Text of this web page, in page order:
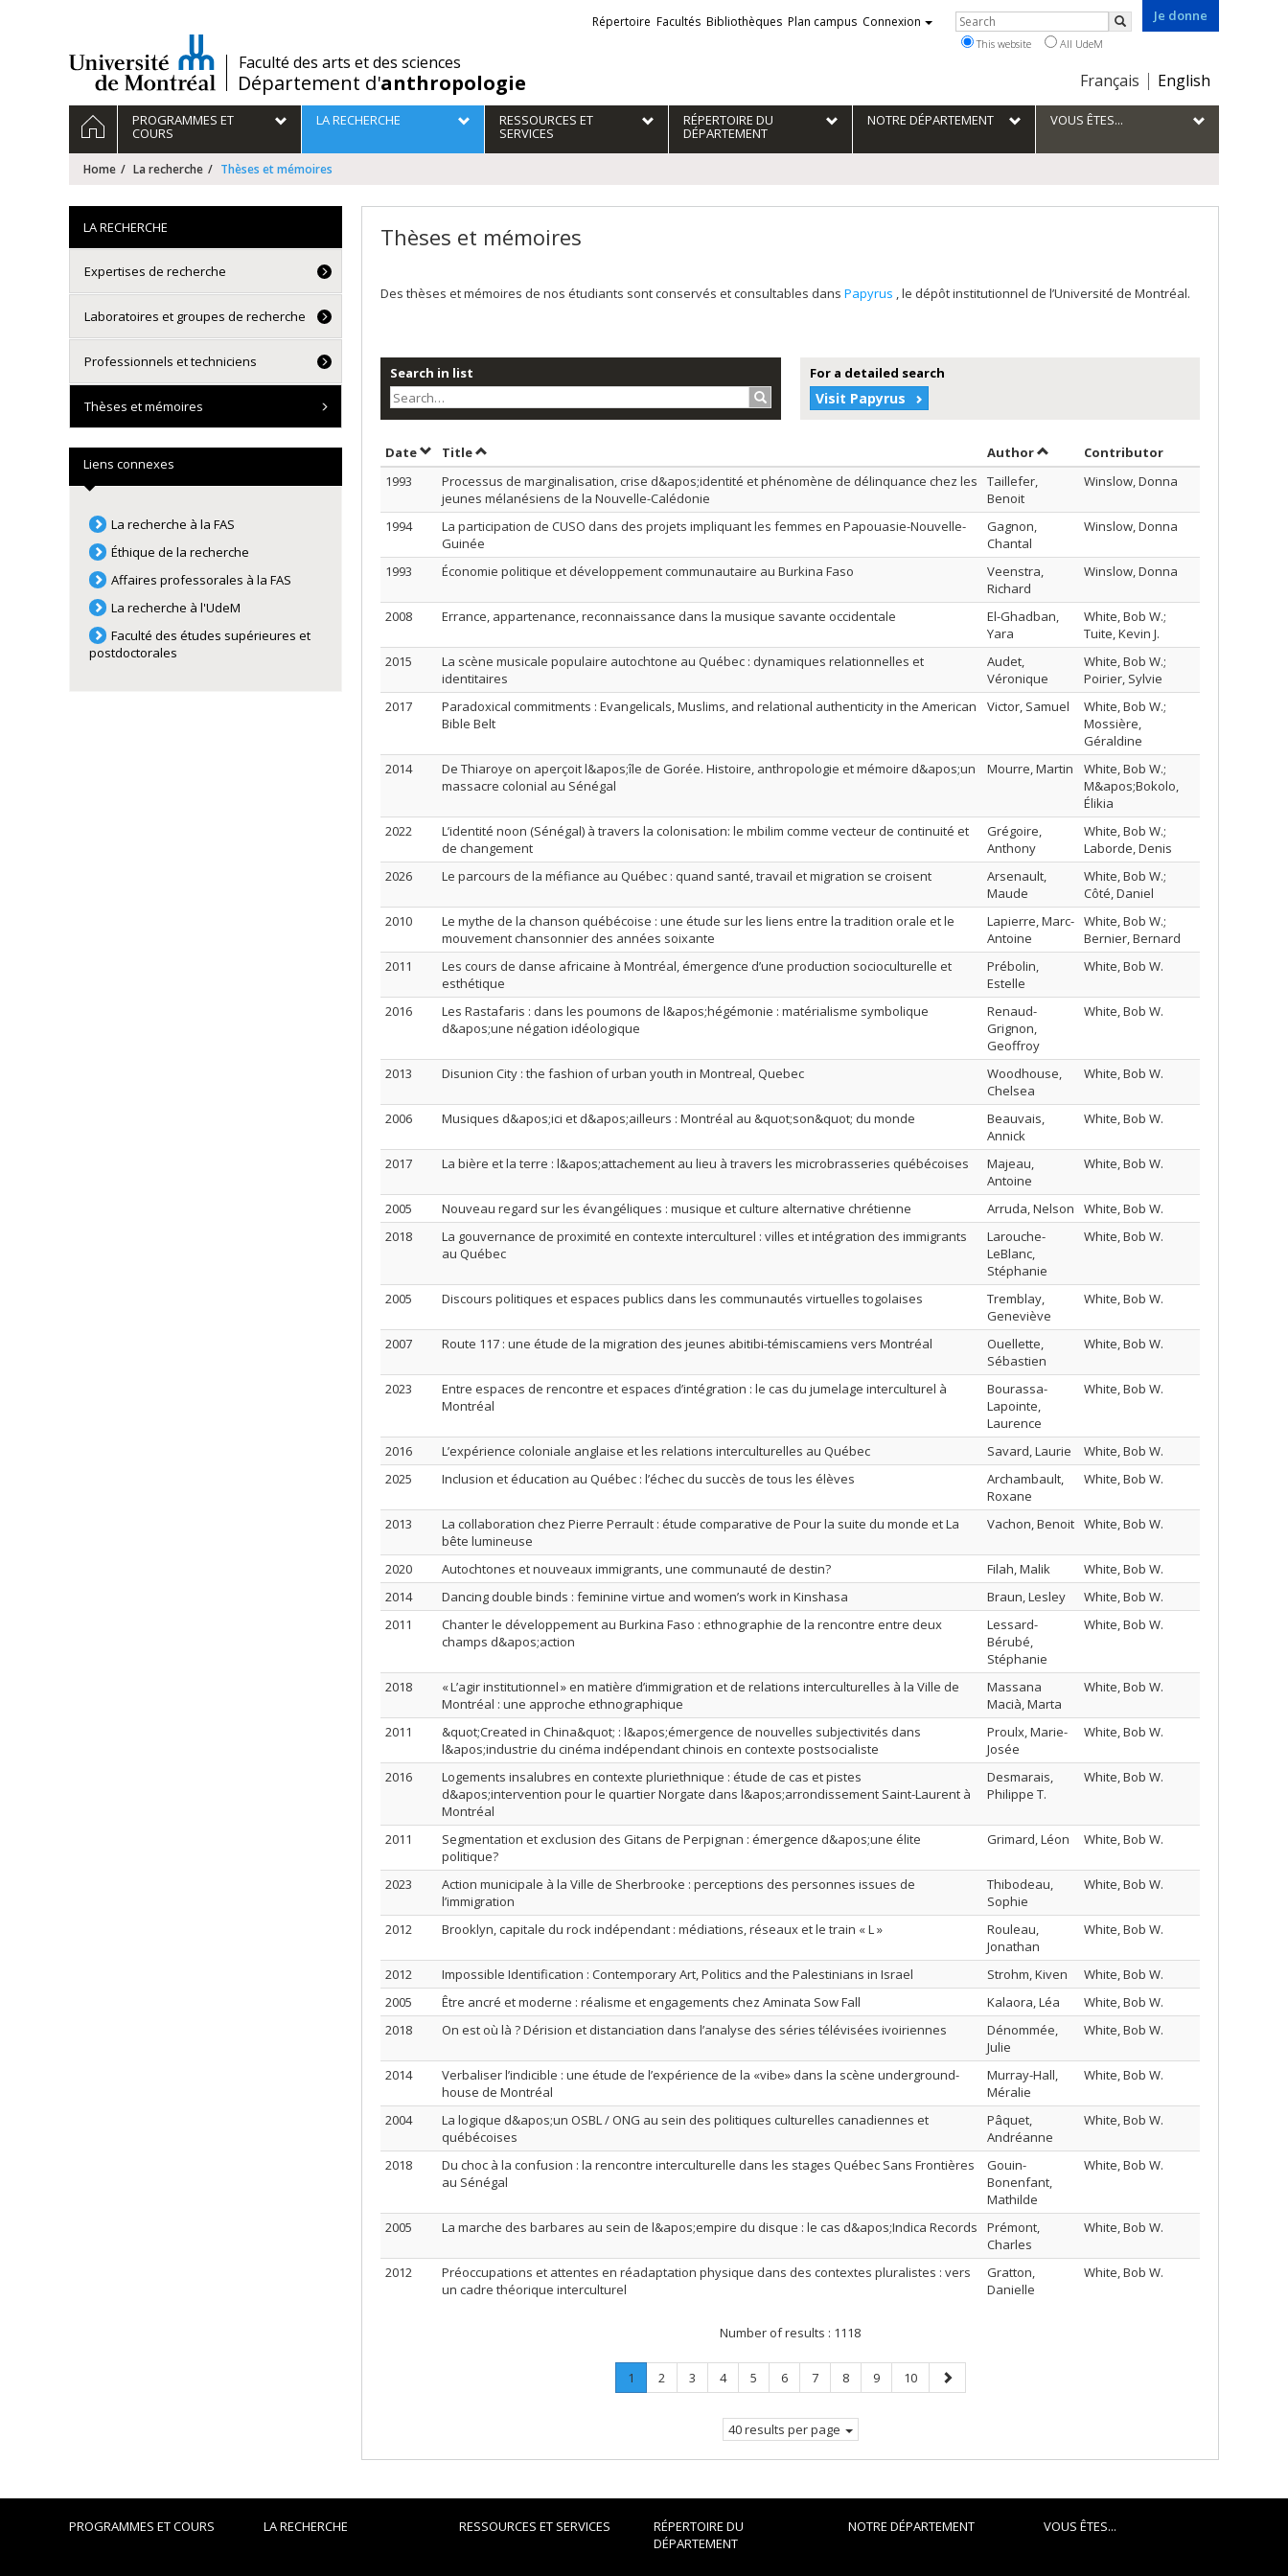
/Faculté des arts et des sciences
Département d'anthropologie
Je donne
Choix
la
langue
Français English
Liens
externes
Répertoire Facultés Bibliothèques Plan campus Connexion Rechercher
Search
This website All UdeM
Navigation
principale
HOMEPROGRAMMES ET
COURS
LA RECHERCHE RESSOURCES ET
SERVICES
RÉPERTOIRE DU
DÉPARTEMENT
NOTRE DÉPARTEMENT VOUS ÊTES...
Home La recherche Thèses et mémoires
Thèses et mémoires
Des thèses et mémoires de nos étudiants sont conservés et consultables dans Papyrus , le dépôt institutionnel de l’Université de Montréal.
Search in list
Search…
For a detailed search
Visit Papyrus
DateSort by date in descending order
TitleSort by title in descending order AuthorSort by author in descending order
Contributor
1993
Processus de marginalisation, crise d&apos;identité et phénomène de délinquance chez les
jeunes mélanésiens de la Nouvelle-Calédonie
Taillefer,
Benoit
Winslow, Donna
1994
La participation de CUSO dans des projets impliquant les femmes en Papouasie-Nouvelle-
Guinée
Gagnon,
Chantal
Winslow, Donna
1993 Économie politique et développement communautaire au Burkina Faso
Veenstra,
Richard
Winslow, Donna
2008 Errance, appartenance, reconnaissance dans la musique savante occidentale
El-Ghadban,
Yara
White, Bob W.;
Tuite, Kevin J.
2015
La scène musicale populaire autochtone au Québec : dynamiques relationnelles et
identitaires
Audet,
Véronique
White, Bob W.;
Poirier, Sylvie
2017
Paradoxical commitments : Evangelicals, Muslims, and relational authenticity in the American
Bible Belt
Victor, Samuel
White, Bob W.;
Mossière,
Géraldine
2014
De Thiaroye on aperçoit l&apos;île de Gorée. Histoire, anthropologie et mémoire d&apos;un
massacre colonial au Sénégal
Mourre, Martin
White, Bob W.;
M&apos;Bokolo,
Élikia
2022
L’identité noon (Sénégal) à travers la colonisation: le mbilim comme vecteur de continuité et
de changement
Grégoire,
Anthony
White, Bob W.;
Laborde, Denis
2026
Le parcours de la méfiance au Québec : quand santé, travail et migration se croisent
Arsenault,
Maude
White, Bob W.;
Côté, Daniel
2010
Le mythe de la chanson québécoise : une étude sur les liens entre la tradition orale et le
mouvement chansonnier des années soixante
Lapierre, Marc-
Antoine
White, Bob W.;
Bernier, Bernard
2011
Les cours de danse africaine à Montréal, émergence d’une production socioculturelle et
esthétique
Prébolin,
Estelle
White, Bob W.
2016
Les Rastafaris : dans les poumons de l&apos;hégémonie : matérialisme symbolique
d&apos;une négation idéologique
Renaud-
Grignon,
Geoffroy
White, Bob W.
2013 Disunion City : the fashion of urban youth in Montreal, Quebec
Woodhouse,
Chelsea
White, Bob W.
2006 Musiques d&apos;ici et d&apos;ailleurs : Montréal au &quot;son&quot; du monde
Beauvais,
Annick
White, Bob W.
2017 La bière et la terre : l&apos;attachement au lieu à travers les microbrasseries québécoises
Majeau,
Antoine
White, Bob W.
2005 Nouveau regard sur les évangéliques : musique et culture alternative chrétienne Arruda, Nelson
White, Bob W.
2018
La gouvernance de proximité en contexte interculturel : villes et intégration des immigrants
au Québec
Larouche-
LeBlanc,
Stéphanie
White, Bob W.
2005 Discours politiques et espaces publics dans les communautés virtuelles togolaises
Tremblay,
Geneviève
White, Bob W.
2007 Route 117 : une étude de la migration des jeunes abitibi-témiscamiens vers Montréal
Ouellette,
Sébastien
White, Bob W.
2023
Entre espaces de rencontre et espaces d’intégration : le cas du jumelage interculturel à
Montréal
Bourassa-
Lapointe,
Laurence
White, Bob W.
2016 L’expérience coloniale anglaise et les relations interculturelles au Québec Savard, Laurie
White, Bob W.
2025
Inclusion et éducation au Québec : l’échec du succès de tous les élèves
Archambault,
Roxane
White, Bob W.
2013
La collaboration chez Pierre Perrault : étude comparative de Pour la suite du monde et La
bête lumineuse
Vachon, Benoit White, Bob W.
2020 Autochtones et nouveaux immigrants, une communauté de destin? Filah, Malik
White, Bob W.
2014
Dancing double binds : feminine virtue and women’s work in Kinshasa Braun, Lesley
White, Bob W.
2011
Chanter le développement au Burkina Faso : ethnographie de la rencontre entre deux
champs d&apos;action
Lessard-
Bérubé,
Stéphanie
White, Bob W.
2018
« L’agir institutionnel » en matière d’immigration et de relations interculturelles à la Ville de
Montréal : une approche ethnographique
Massana
Macià, Marta
White, Bob W.
2011
&quot;Created in China&quot; : l&apos;émergence de nouvelles subjectivités dans
l&apos;industrie du cinéma indépendant chinois en contexte postsocialiste
Proulx, Marie-
Josée
White, Bob W.
2016
Logements insalubres en contexte pluriethnique : étude de cas et pistes
d&apos;intervention pour le quartier Norgate dans l&apos;arrondissement Saint-Laurent à
Montréal
Desmarais,
Philippe T.
White, Bob W.
2011
Segmentation et exclusion des Gitans de Perpignan : émergence d&apos;une élite
politique?
Grimard, Léon White, Bob W.
2023
Action municipale à la Ville de Sherbrooke : perceptions des personnes issues de
l’immigration
Thibodeau,
Sophie
White, Bob W.
2012 Brooklyn, capitale du rock indépendant : médiations, réseaux et le train « L »
Rouleau,
Jonathan
White, Bob W.
2012 Impossible Identification : Contemporary Art, Politics and the Palestinians in Israel Strohm, Kiven
White, Bob W.
2005
Être ancré et moderne : réalisme et engagements chez Aminata Sow Fall Kalaora, Léa
White, Bob W.
2018
On est où là ? Dérision et distanciation dans l’analyse des séries télévisées ivoiriennes
Dénommée,
Julie
White, Bob W.
2014
Verbaliser l’indicible : une étude de l’expérience de la «vibe» dans la scène underground-
house de Montréal
Murray-Hall,
Méralie
White, Bob W.
2004
La logique d&apos;un OSBL / ONG au sein des politiques culturelles canadiennes et
québécoises
Pâquet,
Andréanne
White, Bob W.
2018
Du choc à la confusion : la rencontre interculturelle dans les stages Québec Sans Frontières
au Sénégal
Gouin-
Bonenfant,
Mathilde
White, Bob W.
2005 La marche des barbares au sein de l&apos;empire du disque : le cas d&apos;Indica Records
Prémont,
Charles
White, Bob W.
2012
Préoccupations et attentes en réadaptation physique dans des contextes pluralistes : vers
un cadre théorique interculturel
Gratton,
Danielle
White, Bob W.
Number of results : 1118
Page
1
Current
Page
2 Page
3 Page
4 Page
5 Page
6 Page
7 Page
8 Page
9 Page
10
Next
page
40 results per page
LA RECHERCHE
Expertises de recherche
Laboratoires et groupes de recherche
Professionnels et techniciens
Thèses et mémoires
Liens connexes
La recherche à la FAS
Éthique de la recherche
Affaires professorales à la FAS
La recherche à l'UdeM
Faculté des études supérieures et
postdoctorales
PROGRAMMES ET COURS LA RECHERCHE RESSOURCES ET SERVICES
RÉPERTOIRE DU
DÉPARTEMENT
NOTRE DÉPARTEMENT VOUS ÊTES...